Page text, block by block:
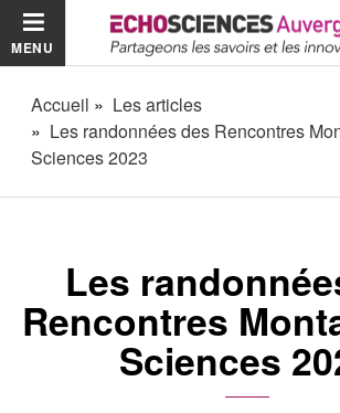
MENU
Accueil
Les articles
Les randonnées des Rencontres
Sciences 2023
Les
Rencontres
Sciences